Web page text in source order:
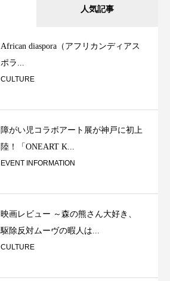
人気記事
African diaspora（アフリカンディアス
ポラ...
CULTURE
障がい児コラボアート展が神戸に初上
陸！「ONEART K...
EVENT INFORMATION
映画レビュー ～森の熊さん大好き、
駆除反対ムーヴの暇人は...
CULTURE